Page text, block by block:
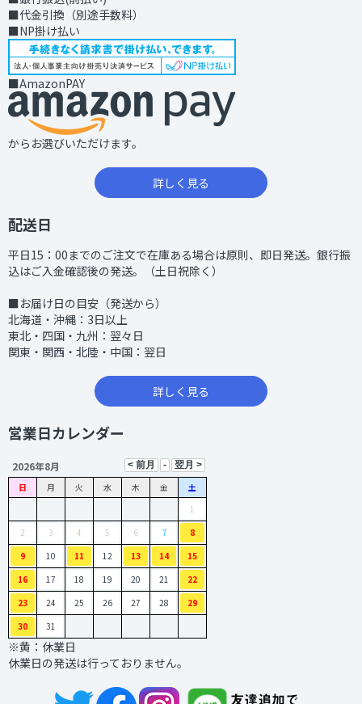
■代金引換（別途手数料）
■NP掛け払い
■AmazonPAY
からお選びいただけます。
詳しく見る
配送日
平日15：00までのご注文で在庫ある場合は原則、即日発送。銀行振
込はご入金確認後の発送。（土日祝除く）
■お届け日の目安（発送から）
北海道・沖縄：3日以上
東北・四国・九州：翌々日
関東・関西・北陸・中国：翌日
詳しく見る
営業日カレンダー
2026年8月
日 月 火 水 木 金
土
1
2
3 4 5 6 7
8
9
10 11 12 13 14
15
16
17 18 19 20 21
22
23
24 25 26 27 28
29
30
31
※黄：休業日
休業日の発送は行っておりません。